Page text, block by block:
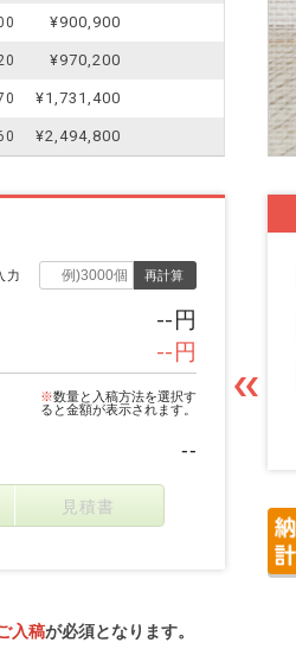
¥900,900
¥970,200
¥1,731,400
¥2,494,800
力 再計算
--円
--円
※数量と入稿方法を選択す
ると金額が表示されます。
--
見積書
入稿が必須となります。